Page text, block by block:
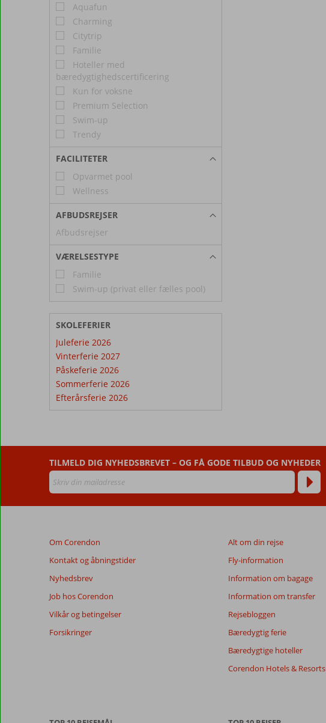
Aquafun
Charming
Citytrip
Familie
Hoteller med
bæredygtighedscertificering
Kun for voksne
Premium Selection
Swim-up
Trendy
FACILITETER
Opvarmet pool
Wellness
AFBUDSREJSER
Afbudsrejser
VÆRELSESTYPE
Familie
Swim-up (privat eller fælles pool)
SKOLEFERIER
Juleferie 2026
Vinterferie 2027
Påskeferie 2026
Sommerferie 2026
Efterårsferie 2026
TILMELD DIG NYHEDSBREVET – OG FÅ GODE TILBUD OG NYHEDER
Om Corendon
Kontakt og åbningstider
Nyhedsbrev
Job hos Corendon
Vilkår og betingelser
Forsikringer
Alt om din rejse
Fly-information
Information om bagage
Information om transfer
Rejsebloggen
Bæredygtig ferie
Bæredygtige hoteller
Corendon Hotels & Resorts